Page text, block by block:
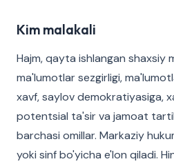
Kim malakali
Hajm, qayta ishlangan shaxsiy
ma'lumotlar sezgirligi,
xavf, saylov demokratiyasiga,
potentsial ta'sir va jamoat
barchasi omillar. Markaziy
yoki sinf bo'yicha e'lon qiladi.